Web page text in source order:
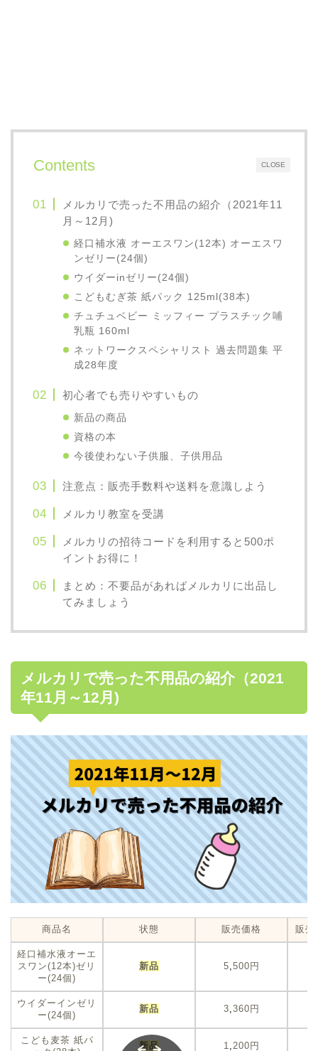
CLOSE
Contents
メルカリで売った不用品の紹介（2021年11
月～12月)
経口補水液 オーエスワン(12本) オーエスワ
ンゼリー(24個)
ウイダーinゼリー(24個)
こどもむぎ茶 紙パック 125ml(38本)
チュチュベビー ミッフィー プラスチック哺
乳瓶 160ml
ネットワークスペシャリスト 過去問題集 平
成28年度
初心者でも売りやすいもの
新品の商品
資格の本
今後使わない子供服、子供用品
注意点：販売手数料や送料を意識しよう
メルカリ教室を受講
メルカリの招待コードを利用すると500ポ
イントお得に！
まとめ：不要品があればメルカリに出品し
てみましょう
メルカリで売った不用品の紹介（2021
年11月～12月)
商品名 状態 販売価格 販売
経口補水液オーエ
スワン(12本)ゼリ
ー(24個)
新品 5 500円
ウイダーインゼリ
ー(24個)
新品 3 360円
こども麦茶 紙パ
新品 1 200円